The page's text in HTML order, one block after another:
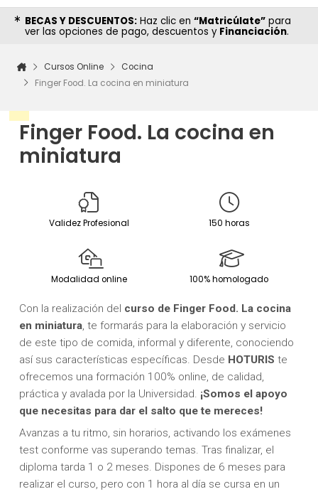
Finger Food. La cocina en
miniatura
Validez Profesional 150 horas
Modalidad online 100% homologado
Con la realización del curso de Finger Food. La cocina
en miniatura, te formarás para la elaboración y servicio
de este tipo de comida, informal y diferente, conociendo
así sus características específicas. Desde HOTURIS te
ofrecemos una formación 100% online, de calidad,
práctica y avalada por la Universidad. ¡Somos el apoyo
que necesitas para dar el salto que te mereces!
Avanzas a tu ritmo, sin horarios, activando los exámenes
test conforme vas superando temas. Tras finalizar, el
diploma tarda 1 o 2 meses. Dispones de 6 meses para
realizar el curso, pero con 1 hora al día se cursa en un
BECAS Y DESCUENTOS: Haz clic en “Matricúlate” para
ver las opciones de pago, descuentos y Financiación.
Cursos Online
Cocina
Finger Food. La cocina en miniatura